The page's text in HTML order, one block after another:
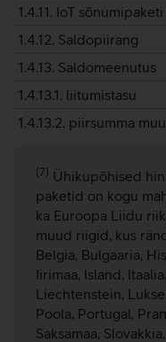
1.4.11. IoT
1.4.12. Saldopiirang
1.4.13. Saldomeenutus
1.4.13.1. liitumistasu
1.4.13.2. piirsumma
(7) Ühikupõhised
paketid on kogu
ka Euroopa Liidu
muud riigid, kus
Belgia, Bulgaaria,
Iirimaa, Island,
Liechtenstein,
Poola, Portugal,
Saksamaa,